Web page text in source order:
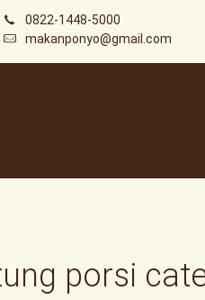
0822-1448-5000
makanponyo@gmail.com
porsi